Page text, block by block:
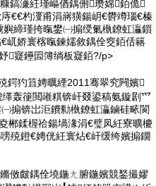
鎬濓紝瑾嶇偤鍝侀瓒婂銆佹
€€杓濅甫涓嶈獚鍚岄€欎竴瑙€榛
締瑾挎暣鐢㈠搧绶氭槸鐐虹灜鎻
屼娇寰楁暣鍊嬬敘鍝佺窔銆佸簵
寲鑸囩簿绱板寲銆?/p>
鍔犳笡娉曞緸2011骞翠究闁嬪
轰箯閲嶉粸锛屽叕鍙稿氨鏇剧爫
搧锛岀洰鐨勬槸鐐虹灜鏀硅畩閬
郴鍒楃祫鍚堝湪涓€璧凤紝寮曠櫦
殑鐙€娉侊紝寰炶€屽缓绔嬪搧鐗
傚皻鍝佺墝鍦ㄤ腑鍦嬪競鍫撮嫪